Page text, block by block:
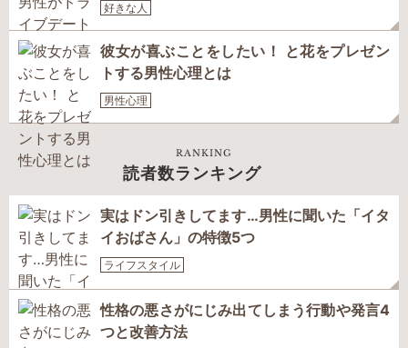
好きな人
彼女が喜ぶことをしたい！ と花をプレゼン
トする男性心理とは
男性心理
RANKING
読者数ランキング
実はドン引きしてます…男性に聞いた「イタ
イおばさん」の特徴5つ
ライフスタイル
性格の悪さがにじみ出てしまう行動や発言4
つと改善方法